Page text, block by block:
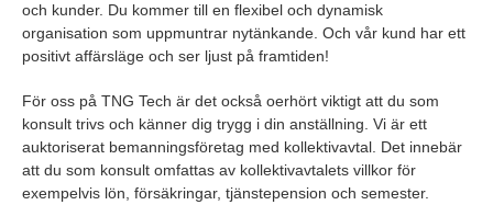
och kunder. Du kommer till en flexibel och dynamisk
organisation som uppmuntrar nytänkande. Och vår kund har ett
positivt affärsläge och ser ljust på framtiden!
För oss på TNG Tech är det också oerhört viktigt att du som
konsult trivs och känner dig trygg i din anställning. Vi är ett
auktoriserat bemanningsföretag med kollektivavtal. Det innebär
att du som konsult omfattas av kollektivavtalets villkor för
exempelvis lön, försäkringar, tjänstepension och semester.